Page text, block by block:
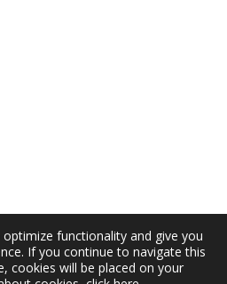
functionality and give you
If you continue to navigate this
cookies will be placed on your